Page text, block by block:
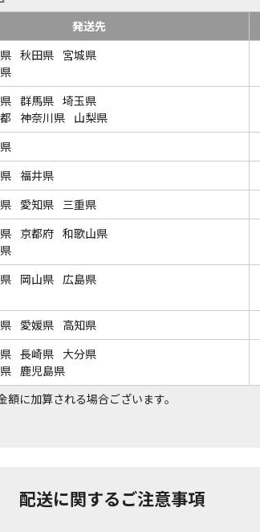
発送先
秋田県 宮城県
群馬県 埼玉県
神奈川県 山梨県
福井県
愛知県 三重県
京都府 和歌山県
岡山県 広島県
愛媛県 高知県
長崎県 大分県
鹿児島県
に加算される場合ございます。
配送に関するご注意事項